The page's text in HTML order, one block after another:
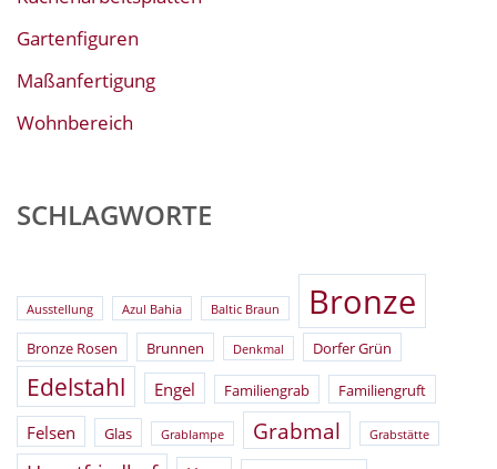
Gartenfiguren
Maßanfertigung
Wohnbereich
SCHLAGWORTE
Ausstellung Azul Bahia Baltic Braun Bronze
Bronze Rosen Brunnen Denkmal Dorfer Grün
Edelstahl Engel Familiengrab Familiengruft
Felsen Glas Grablampe Grabmal Grabstätte